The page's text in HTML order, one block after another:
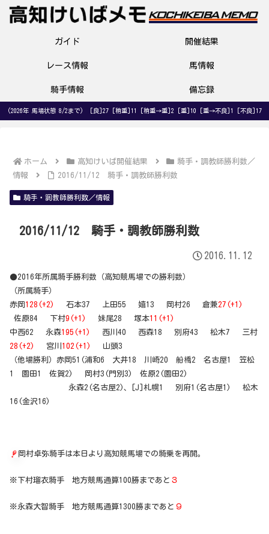
ガイド 開催結果
レース情報 馬情報
騎手情報 備忘録
(2026年 馬場状態 8/2まで) [良]27 [稍重]11 [稍重→重]2 [重]10 [重→不良]1 [不良]17
ホーム 高知けいば開催結果
騎手・調教師勝利数／
情報
2016/11/12 騎手・調教師勝利数
騎手・調教師勝利数／情報
2016/11/12 騎手・調教師勝利数
2016.11.12
●2016年所属騎手勝利数（高知競馬場での勝利数）
（所属騎手）
赤岡128(+2) 石本37 上田55 嬉13 岡村26 倉兼27(+1)
佐原84 下村9(+1) 妹尾28 塚本11(+1)
中西62 永森195(+1)
西川40 西森18 別府43 松木7 三村
28(+2)
宮川 102(+1)
山頭3
（他場勝利）赤岡51(浦和6 大井18 川崎20 船橋2 名古屋1 笠松
1 園田1 佐賀2) 岡村3(門別3) 佐原2(園田2)
永森2(名古屋2)、[J]札幌1 別府1(名古屋1) 松木
16(金沢16)
岡村卓弥騎手は本日より高知競馬場での騎乗を再開。
※下村瑠衣騎手 地方競馬通算100勝まであと ３
※永森大智騎手 地方競馬通算1300勝まであと ９